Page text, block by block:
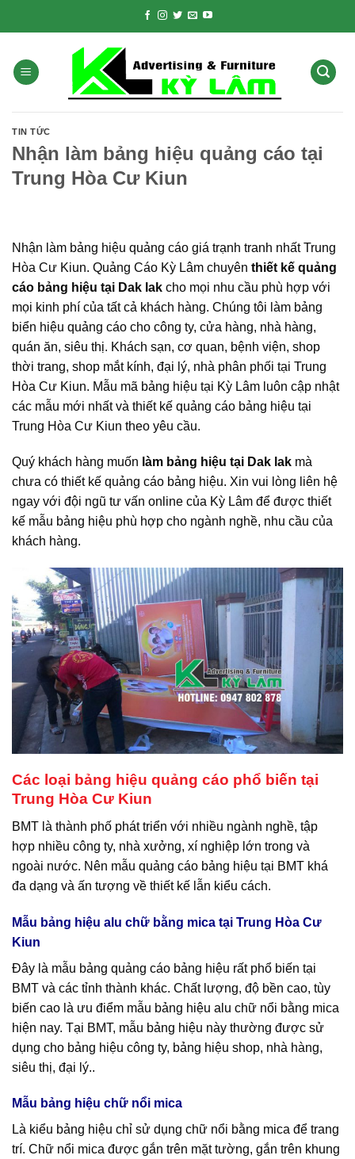
TIN TỨC
Nhận làm bảng hiệu quảng cáo tại
Trung Hòa Cư Kiun
Nhận làm bảng hiệu quảng cáo giá trạnh tranh nhất Trung
Hòa Cư Kiun. Quảng Cáo Kỳ Lâm chuyên thiết kế quảng
cáo bảng hiệu tại Dak lak cho mọi nhu cầu phù hợp với
mọi kinh phí của tất cả khách hàng. Chúng tôi làm bảng
biển hiệu quảng cáo cho công ty, cửa hàng, nhà hàng,
quán ăn, siêu thị. Khách sạn, cơ quan, bệnh viện, shop
thời trang, shop mắt kính, đại lý, nhà phân phối tại Trung
Hòa Cư Kiun. Mẫu mã bảng hiệu tại Kỳ Lâm luôn cập nhật
các mẫu mới nhất và thiết kế quảng cáo bảng hiệu tại
Trung Hòa Cư Kiun theo yêu cầu.
Quý khách hàng muốn làm bảng hiệu tại Dak lak mà
chưa có thiết kế quảng cáo bảng hiệu. Xin vui lòng liên hệ
ngay với đội ngũ tư vấn online của Kỳ Lâm để được thiết
kế mẫu bảng hiệu phù hợp cho ngành nghề, nhu cầu của
khách hàng.
Các loại bảng hiệu quảng cáo phổ biến tại
Trung Hòa Cư Kiun
BMT là thành phố phát triển với nhiều ngành nghề, tập
hợp nhiều công ty, nhà xưởng, xí nghiệp lớn trong và
ngoài nước. Nên mẫu quảng cáo bảng hiệu tại BMT khá
đa dạng và ấn tượng về thiết kế lẫn kiểu cách.
Mẫu bảng hiệu alu chữ bằng mica tại Trung Hòa Cư
Kiun
Đây là mẫu bảng quảng cáo bảng hiệu rất phổ biến tại
BMT và các tỉnh thành khác. Chất lượng, độ bền cao, tùy
biến cao là ưu điểm mẫu bảng hiệu alu chữ nổi bằng mica
hiện nay. Tại BMT, mẫu bảng hiệu này thường được sử
dụng cho bảng hiệu công ty, bảng hiệu shop, nhà hàng,
siêu thị, đại lý..
Mẫu bảng hiệu chữ nổi mica
Là kiểu bảng hiệu chỉ sử dụng chữ nổi bằng mica để trang
trí. Chữ nổi mica được gắn trên mặt tường, gắn trên khung